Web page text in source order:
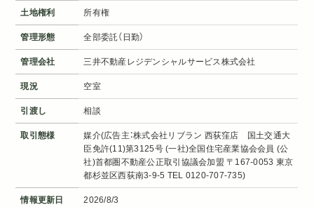
土地権利 所有権
管理形態 全部委託（日勤）
管理会社 三井不動産レジデンシャルサービス株式会社
現況 空室
引渡し 相談
取引態様
媒介(広告主：株式会社リブラン 西荻窪店 国土交通大
臣免許(11)第3125号 (一社)全国住宅産業協会会員 (公
社)首都圏不動産公正取引協議会加盟 〒167-0053 東京
都杉並区西荻南3-9-5 TEL 0120-707-735)
情報更新日 2026/8/3